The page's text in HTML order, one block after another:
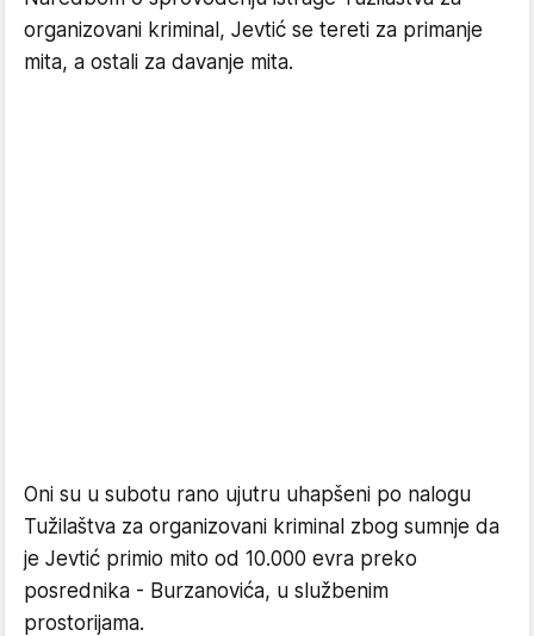
organizovani kriminal, Jevtić se tereti za primanje
mita, a ostali za davanje mita.
Oni su u subotu rano ujutru uhapšeni po nalogu
Tužilaštva za organizovani kriminal zbog sumnje da
je Jevtić primio mito od 10.000 evra preko
posrednika - Burzanovića, u službenim
prostorijama.